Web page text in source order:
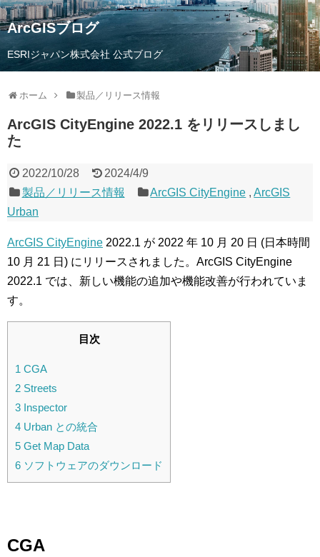
ArcGISブログ
ESRIジャパン株式会社 公式ブログ
ホーム 製品／リリース情報
ArcGIS CityEngine 2022.1 をリリースしまし
た
2022/10/28
2024/4/9
製品／リリース情報
ArcGIS CityEngine ,ArcGIS
Urban
ArcGIS CityEngine 2022.1 が 2022 年 10 月 20 日 (日本時間
10 月 21 日) にリリースされました。ArcGIS CityEngine
2022.1 では、新しい機能の追加や機能改善が行われていま
す。
目次
1 CGA
2 Streets
3 Inspector
4 Urban との統合
5 Get Map Data
6 ソフトウェアのダウンロード
CGA